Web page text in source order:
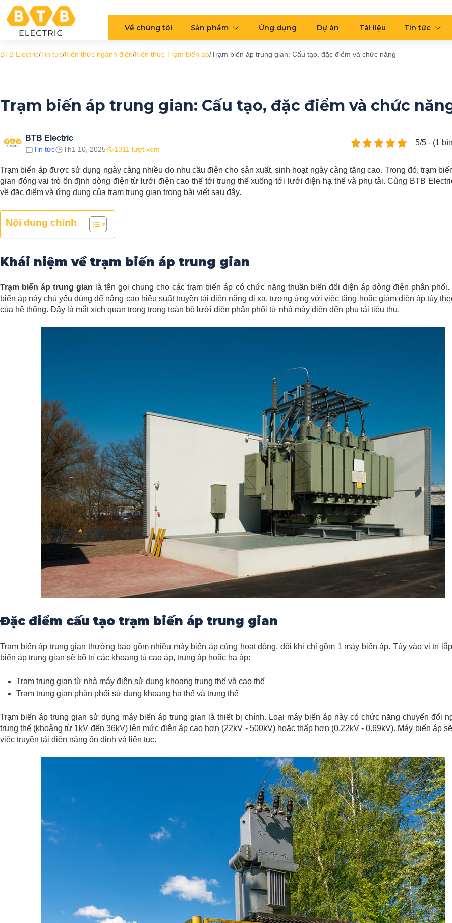
Về chúng tôi Sản phẩm Ứng dụng Dự án Tài liệu Tin tức
BTB Electric/Tin tức/Kiến thức ngành điện/Kiến thức Trạm biến áp/Trạm biến áp trung gian: Cấu tạo, đặc điểm và chức năng
Trạm biến áp trung gian: Cấu tạo, đặc điểm và chức
BTB Electric
Tin tức Th1 10, 2025 1311 lượt xem
5/5 - (1
Trạm biến áp được sử dụng ngày càng nhiều do nhu cầu điện cho sản xuất, sinh hoạt ngày càng tăng cao. Trong đó, trạm
gian đóng vai trò ổn định dòng điện từ lưới điện cao thế tới trung thế xuống tới lưới điện hạ thế và phụ tải. Cùng BTB
về đặc điểm và ứng dụng của trạm trung gian trong bài viết sau đây.
Nội dung chính
Khái niệm về trạm biến áp trung gian
Trạm biến áp trung gian là tên gọi chung cho các trạm biến áp có chức năng thuần biến đổi điện áp dòng điện phân
biến áp này chủ yếu dùng để nâng cao hiệu suất truyền tải điện năng đi xa, tương ứng với việc tăng hoặc giảm điện áp tùy
của hệ thống. Đây là mắt xích quan trọng trong toàn bộ lưới điện phân phối từ nhà máy điện đến phụ tải tiêu thụ.
Đặc điểm cấu tạo trạm biến áp trung gian
Trạm biến áp trung gian thường bao gồm nhiều máy biến áp cùng hoạt động, đôi khi chỉ gồm 1 máy biến áp. Tùy vào vị trí
biến áp trung gian sẽ bố trí các khoang tủ cao áp, trung áp hoặc hạ áp:
Trạm trung gian từ nhà máy điện sử dụng khoang trung thế và cao thế
Trạm trung gian phân phối sử dụng khoang hạ thế và trung thế
Trạm biến áp trung gian sử dụng máy biến áp trung gian là thiết bị chính. Loại máy biến áp này có chức năng chuyển đổi
trung thế (khoảng từ 1kV đến 36kV) lên mức điện áp cao hơn (22kV - 500kV) hoặc thấp hơn (0.22kV - 0.69kV). Máy biến áp
việc truyền tải điện năng ổn định và liên tục.